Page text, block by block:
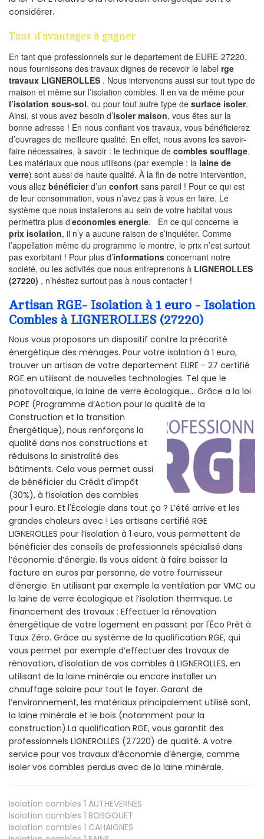
considérer.
Tant d’avantages à gagner
En tant que professionnels sur le departement de EURE-27220,
nous fournissons des travaux dignes de recevoir le label rge
travaux LIGNEROLLES . Nous intervenons aussi sur tout type de
maison et même sur l’isolation combles. Il en va de même pour
l’isolation sous-sol, ou pour tout autre type de surface isoler.
Ainsi, si vous avez besoin d’isoler maison, vous êtes sur la
bonne adresse ! En nous confiant vos travaux, vous bénéficierez
d’ouvrages de meilleure qualité. En effet, nous avons les savoir-
faire nécessaires, à savoir : le technique de combles soufflage.
Les matériaux que nous utilisons (par exemple : la laine de
verre) sont aussi de haute qualité. À la fin de notre intervention,
vous allez bénéficierd’un confort sans pareil ! Pour ce qui est
de leur consommation, vous n’avez pas à vous en faire. Le
système que nous installerons au sein de votre habitat vous
permettra plus d’economies energie. En ce qui concerne le
prix isolation, il n’y a aucune raison de s’inquiéter. Comme
l’appellation même du programme le montre, le prix n’est surtout
pas exorbitant ! Pour plus d’informations concernant notre
société, ou les activités que nous entreprenons à LIGNEROLLES
(27220) , n’hésitez surtout pas à nous contacter !
Artisan RGE- Isolation à 1 euro - Isolation
Combles à LIGNEROLLES (27220)
Nous vous proposons un dispositif contre la précarité
énergétique des ménages. Pour votre isolation à 1 euro,
trouver un artisan de votre departement EURE - 27 certifié
RGE en utilisant de nouvelles technologies. Tel que le
photovoltaïque, la laine de verre écologique... Grâce a la loi
POPE (Programme d’Action pour la qualité de la
Construction et la transition
Énergétique), nous renforçons la
qualité dans nos constructions et
réduisons la sinistralité des
bâtiments. Cela vous permet aussi
de bénéficier du Crédit d'impôt
(30%), à l’isolation des combles
pour 1 euro. Et l'Écologie dans tout ça ? L’été arrive et les
grandes chaleurs avec ! Les artisans certifié RGE
LIGNEROLLES pour l’isolation à 1 euro, vous permettent de
bénéficier des conseils de professionnels spécialisé dans
l’économie d’énergie. Ils vous aident à faire baisser la
facture en euros par personne, de votre fournisseur
d’énergie. En utilisant par exemple la ventilation par VMC ou
la laine de verre écologique et l’isolation thermique. Le
financement des travaux : Effectuer la rénovation
énergétique de votre logement en passant par l'Éco Prêt à
Taux Zéro. Grâce au système de la qualification RGE, qui
vous permet par exemple d’effectuer des travaux de
rénovation, d’isolation de vos combles à LIGNEROLLES, en
utilisant de la laine minérale ou encore installer un
chauffage solaire pour tout le foyer. Garant de
l’environnement, les matériaux principalement utilisé sont,
la laine minérale et le bois (notamment pour la
construction).La qualification RGE, vous garantit des
professionnels LIGNEROLLES (27220) de qualité. A votre
service pour vos travaux d’économie d’énergie, comme
isoler vos combles perdus avec de la laine minérale.
Isolation combles 1 AUTHEVERNES
Isolation combles 1 BOSGOUET
Isolation combles 1 CAHAIGNES